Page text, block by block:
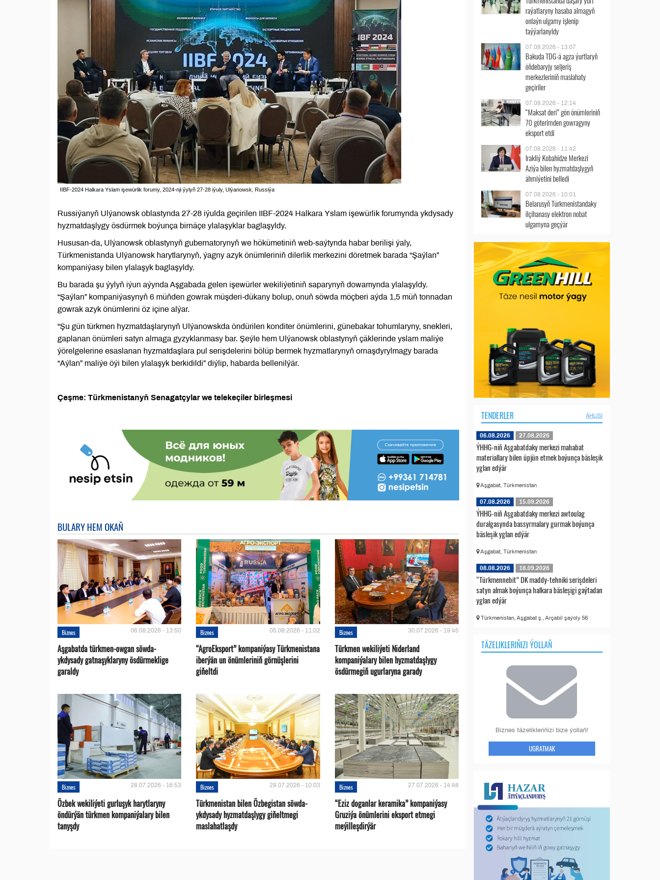
IIBF-2024 Halkara Yslam işewürlik forumy, 2024-nji ýylyň 27-28 iýuly, Ulýanowsk, Russiýa
Russiýanyň Ulýanowsk oblastynda 27-28 iýulda geçirilen IIBF-2024 Halkara Yslam işewürlik forumynda ykdysady
hyzmatdaşlygy ösdürmek boýunça birnäçe ylalaşyklar baglaşyldy.
Hususan-da, Ulýanowsk oblastynyň gubernatorynyň we hökümetiniň web-saýtynda habar berilişi ýaly,
Türkmenistanda Ulýanowsk harytlarynyň, ýagny azyk önümleriniň dilerlik merkezini döretmek barada “Şaýlan”
kompaniýasy bilen ylalaşyk baglaşyldy.
Bu barada şu ýylyň iýun aýynda Aşgabada gelen işewürler wekiliýetiniň saparynyň dowamynda ylalaşyldy.
“Şaýlan” kompaniýasynyň 6 müňden gowrak müşderi-dükany bolup, onuň söwda möçberi aýda 1,5 müň tonnadan
gowrak azyk önümlerini öz içine alýar.
“Şu gün türkmen hyzmatdaşlarynyň Ulýanowskda öndürilen konditer önümlerini, günebakar tohumlaryny, snekleri,
gaplanan önümleri satyn almaga gyzyklanmasy bar. Şeýle hem Ulýanowsk oblastynyň çäklerinde yslam maliýe
ýörelgelerine esaslanan hyzmatdaşlara pul serişdelerini bölüp bermek hyzmatlarynyň ornaşdyrylmagy barada
“Aýlan” maliýe öýi bilen ylalaşyk berkidildi” diýlip, habarda bellenilýär.
Çeşme: Türkmenistanyň Senagatçylar we telekeçiler birleşmesi
BULARY HEM OKAŇ
Biznes 06.08.2026 - 13:50
Aşgabatda türkmen-owgan söwda-
ykdysady gatnaşyklaryny ösdürmeklige
garaldy
Biznes 05.08.2026 - 11:02
“AgroEksport” kompaniýasy Türkmenistana
iberýän un önümleriniň görnüşlerini
giňeltdi
Biznes 30.07.2026 - 19:45
Türkmen wekiliýeti Niderland
kompaniýalary bilen hyzmatdaşlygy
ösdürmegiň ugurlaryna garady
Biznes 28.07.2026 - 16:53
Özbek wekiliýeti gurluşyk harytlaryny
öndürýän türkmen kompaniýalary bilen
tanyşdy
Biznes 28.07.2026 - 10:03
Türkmenistan bilen Özbegistan söwda-
ykdysady hyzmatdaşlygy giňeltmegi
maslahatlaşdy
Biznes 27.07.2026 - 14:48
“Eziz doganlar keramika” kompaniýasy
Gruziýa önümlerini eksport etmegi
meýilleşdirýär
raýatlaryny hasaba almagyň
onlaýn ulgamy işlenip
taýýarlanyldy
07.08.2026 - 13:07
Bakuda TDG-ä agza ýurtlaryň
öňdebaryjy seljeriş
merkezleriniň maslahaty
geçiriler
07.08.2026 - 12:14
“Maksat deri” gön önümleriniň
70 göterimden gowragyny
eksport etdi
07.08.2026 - 11:42
Irakliý Kobahidze Merkezi
Aziýa bilen hyzmatdaşlygyň
ähmiýetini belledi
07.08.2026 - 10:01
Belarusyň Türkmenistandaky
ilçihanasy elektron nobat
ulgamyna geçýär
TENDERLER ÄHLISI
06.08.2026 27.08.2026
ÝHHG-niň Aşgabatdaky merkezi mahabat
materiallary bilen üpjün etmek boýunça bäsleşik
yglan edýär
Aşgabat, Türkmenistan
07.08.2026 15.09.2026
ÝHHG-niň Aşgabatdaky merkezi awtoulag
duralgasynda bassyrmalary gurmak boýunça
bäsleşik yglan edýär
Aşgabat, Türkmenistan
08.08.2026 18.09.2026
“Türkmennebit” DK maddy-tehniki serişdeleri
satyn almak boýunça halkara bäsleşigi gaýtadan
yglan edýär
Türkmenistan, Aşgabat ş., Arçabil şaýoly 56
TÄZELIKLERIŇIZI ÝOLLAŇ
Biznes täzelikleriňizi bize ýollaň!
UGRATMAK